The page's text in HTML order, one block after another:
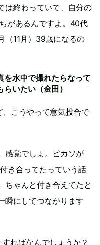
は終わっていて、自分の
があるんですよ。40代
（11月）39歳になるの
を水中で撮れたらなって
いたい（金田）
こうやって意気投合で
感覚でしょ。ピカソが
き合ってたっていう話
ちゃんと付き合えてたと
瞬にしてつながります
ればなんでしょうか？